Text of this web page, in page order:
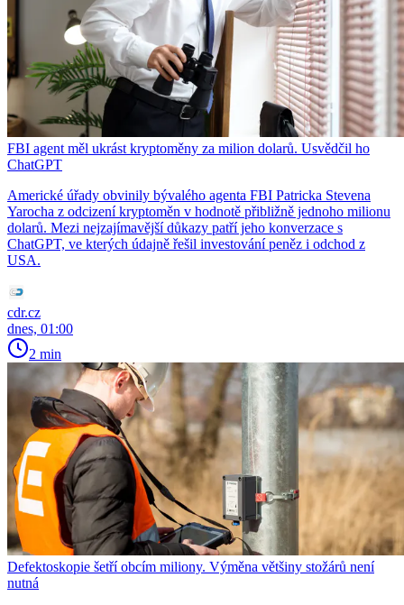
FBI agent měl ukrást kryptoměny za milion dolarů. Usvědčil ho
ChatGPT
Americké úřady obvinily bývalého agenta FBI Patricka Stevena
Yarocha z odcizení kryptoměn v hodnotě přibližně jednoho milionu
dolarů. Mezi nejzajímavější důkazy patří jeho konverzace s
ChatGPT, ve kterých údajně řešil investování peněz i odchod z
USA.
cdr.cz
dnes, 01:00
2 min
Defektoskopie šetří obcím miliony. Výměna většiny stožárů není
nutná